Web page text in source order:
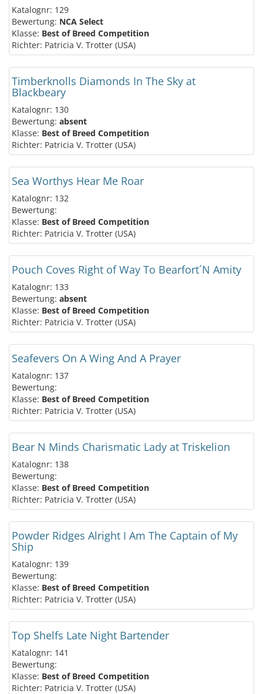
Katalognr: 129
Bewertung: NCA Select
Klasse: Best of Breed Competition
Richter: Patricia V. Trotter (USA)
Timberknolls Diamonds In The Sky at
Blackbeary
Katalognr: 130
Bewertung: absent
Klasse: Best of Breed Competition
Richter: Patricia V. Trotter (USA)
Sea Worthys Hear Me Roar
Katalognr: 132
Bewertung:
Klasse: Best of Breed Competition
Richter: Patricia V. Trotter (USA)
Pouch Coves Right of Way To Bearfort´N Amity
Katalognr: 133
Bewertung: absent
Klasse: Best of Breed Competition
Richter: Patricia V. Trotter (USA)
Seafevers On A Wing And A Prayer
Katalognr: 137
Bewertung:
Klasse: Best of Breed Competition
Richter: Patricia V. Trotter (USA)
Bear N Minds Charismatic Lady at Triskelion
Katalognr: 138
Bewertung:
Klasse: Best of Breed Competition
Richter: Patricia V. Trotter (USA)
Powder Ridges Alright I Am The Captain of My
Ship
Katalognr: 139
Bewertung:
Klasse: Best of Breed Competition
Richter: Patricia V. Trotter (USA)
Top Shelfs Late Night Bartender
Katalognr: 141
Bewertung:
Klasse: Best of Breed Competition
Richter: Patricia V. Trotter (USA)